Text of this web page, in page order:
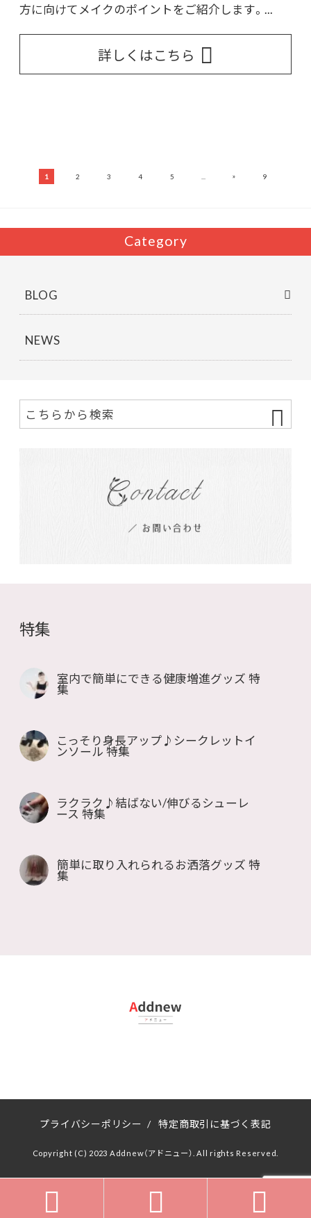
方に向けてメイクのポイントをご紹介します。...
詳しくはこちら
1 2 3 4 5 » 9
Category
BLOG
NEWS
特集
室内で簡単にできる健康増進グッズ 特
集
こっそり身長アップ♪シークレットイ
ンソール 特集
ラクラク♪結ばない/伸びるシューレ
ース 特集
簡単に取り入れられるお洒落グッズ 特
集
プライバシーポリシー / 特定商取引に基づく表記
Copyright (C) 2023 Addnew（アドニュー）. All rights Reserved.
  